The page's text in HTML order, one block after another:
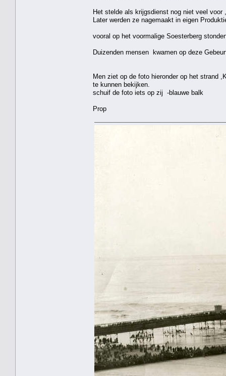
Het stelde als krijgsdienst nog niet veel
Later werden ze nagemaakt in eigen
vooral op het voormalige Soesterberg
Duizenden mensen kwamen op deze
Men ziet op de foto hieronder op het strand
te kunnen bekijken.
schuif de foto iets op zij -blauwe balk
Prop